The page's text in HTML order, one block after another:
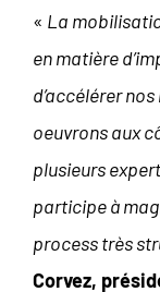
« La
en matière
d’accélérer
oeuvrons aux
plusieurs
participe à
process très
Corvez,